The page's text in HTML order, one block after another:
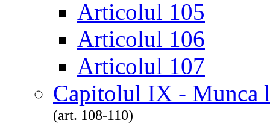
Articolul 105
Articolul 106
Articolul 107
Capitolul IX - Munca
(art. 108-110)